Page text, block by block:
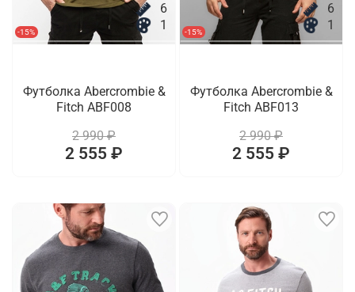
-15%
6
1
Футболка Abercrombie &
Fitch ABF008
2 990 ₽
2 555 ₽
-15%
6
1
Футболка Abercrombie &
Fitch ABF013
2 990 ₽
2 555 ₽